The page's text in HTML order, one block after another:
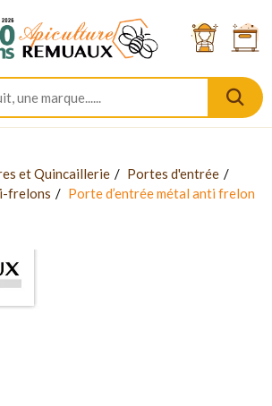
et Quincaillerie
Portes d'entrée
frelons
Porte d’entrée métal anti frelon